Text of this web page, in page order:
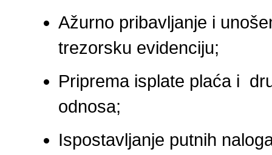
Ažurno pribavljanje i
trezorsku evidenciju;
Priprema isplate plaća i
odnosa;
Ispostavljanje putnih